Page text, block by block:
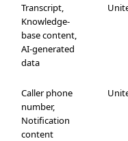
Transcript,
Knowledge-
base content,
AI-generated
data
Caller phone
number,
Notification
content